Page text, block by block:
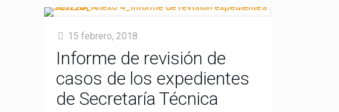
15 febrero, 2018
Informe de revisión de
casos de los expedientes
de Secretaría Técnica